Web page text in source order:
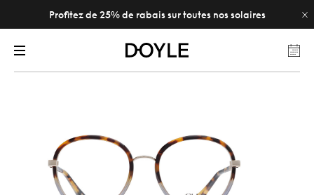
Profitez de 25% de rabais sur toutes nos solaires